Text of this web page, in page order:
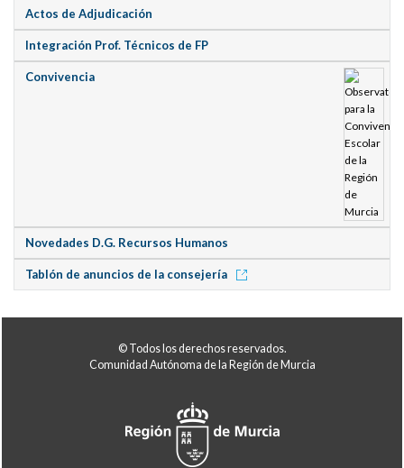
Actos de Adjudicación
Integración Prof. Técnicos de FP
Convivencia
Novedades D.G. Recursos Humanos
Tablón de anuncios de la consejería
© Todos los derechos reservados.
Comunidad Autónoma de la Región de Murcia